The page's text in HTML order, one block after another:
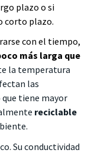
plazo o si
corto plazo.
con el tiempo,
más larga que
la temperatura
las
tiene mayor
reciclable
Su conductividad